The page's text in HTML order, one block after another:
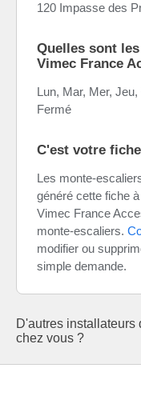
120 Impasse des
Quelles sont
Vimec France
Lun, Mar, Mer,
Fermé
C'est votre
Les monte-
généré cette fiche
Vimec France
monte-escaliers.
modifier ou
simple demande.
D'autres installateurs
chez vous ?